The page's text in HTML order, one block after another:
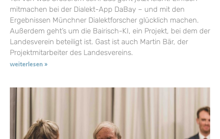
mitmachen bei der Dialekt-App DaBay – und mit den
Ergebnissen Münchner Dialektforscher glücklich machen.
Außerdem geht’s um die Bairisch-KI, ein Projekt, bei dem der
Landesverein beteiligt ist. Gast ist auch Martin Bär, der
Projektmitarbeiter des Landesvereins.
weiterlesen »